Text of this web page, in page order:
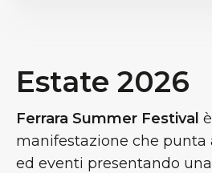
Estate 2026
Ferrara Summer Festival
manifestazione che punta
ed eventi presentando